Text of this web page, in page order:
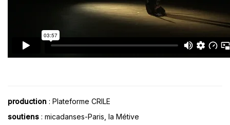
production : Plateforme CRILE
soutiens : micadanses-Paris, la Métive